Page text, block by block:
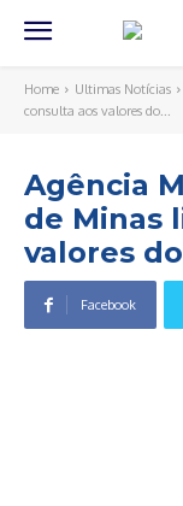
Home Ultimas Notícias
consulta aos valores do...
Agência
de Minas
valores
Facebook